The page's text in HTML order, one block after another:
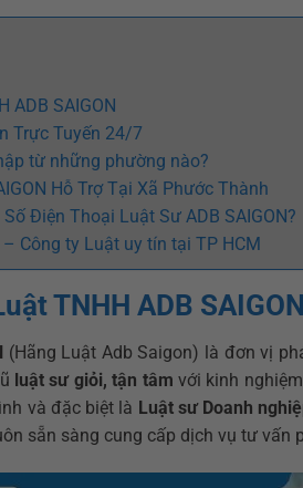
ADB SAIGON
Trực Tuyến 24/7
từ những phường nào?
Hỗ Trợ Tại Xã Phước Thành
Điện Thoại Luật Sư ADB SAIGON?
Công ty Luật uy tín tại TP HCM
TNHH ADB SAIGON
(Hãng Luật Adb Saigon) là đơn vị
luật sư giỏi, tận tâm với kinh
và đặc biệt là Luật sư Doanh
sẵn sàng cung cấp dịch vụ tư vấn